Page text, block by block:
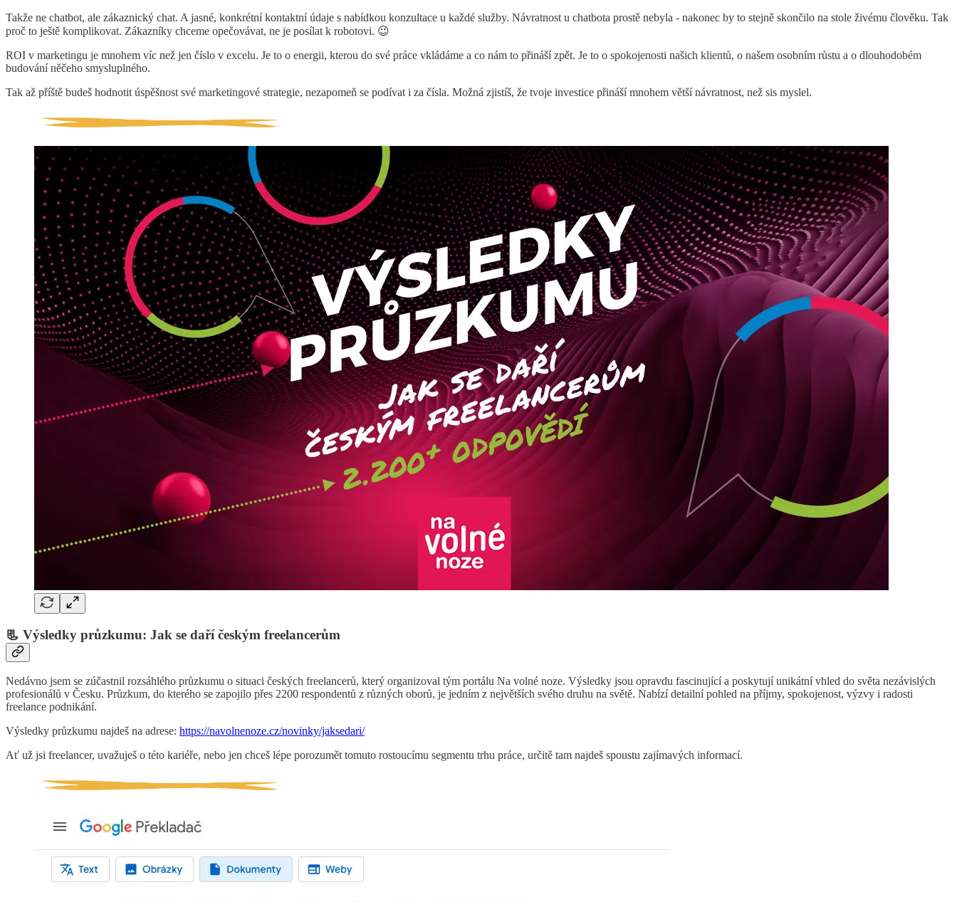
Takže ne chatbot, ale zákaznický chat. A jasné, konkrétní kontaktní údaje s nabídkou konzultace u každé služby. Návratnost u chatbota prostě nebyla - nakonec by to stejně skončilo na stole živému člověku. Tak
proč to ještě komplikovat. Zákazníky chceme opečovávat, ne je posílat k robotovi. 😉
ROI v marketingu je mnohem víc než jen číslo v excelu. Je to o energii, kterou do své práce vkládáme a co nám to přináší zpět. Je to o spokojenosti našich klientů, o našem osobním růstu a o dlouhodobém
budování něčeho smysluplného.
Tak až příště budeš hodnotit úspěšnost své marketingové strategie, nezapomeň se podívat i za čísla. Možná zjistíš, že tvoje investice přináší mnohem větší návratnost, než sis myslel.
📃 Výsledky průzkumu: Jak se daří českým freelancerům
Nedávno jsem se zúčastnil rozsáhlého průzkumu o situaci českých freelancerů, který organizoval tým portálu Na volné noze. Výsledky jsou opravdu fascinující a poskytují unikátní vhled do světa nezávislých
profesionálů v Česku. Průzkum, do kterého se zapojilo přes 2200 respondentů z různých oborů, je jedním z největších svého druhu na světě. Nabízí detailní pohled na příjmy, spokojenost, výzvy i radosti
freelance podnikání.
Výsledky průzkumu najdeš na adrese: https://navolnenoze.cz/novinky/jaksedari/
Ať už jsi freelancer, uvažuješ o této kariéře, nebo jen chceš lépe porozumět tomuto rostoucímu segmentu trhu práce, určitě tam najdeš spoustu zajímavých informací.